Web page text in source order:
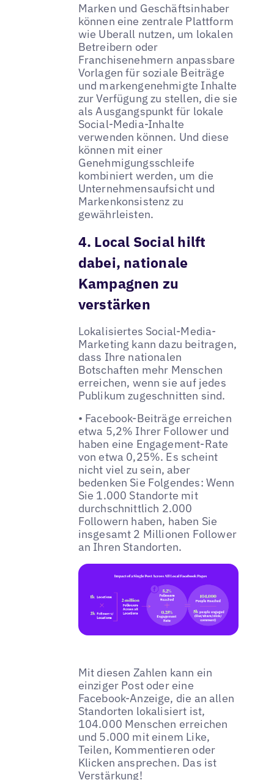
Marken und Geschäftsinhaber
können eine zentrale Plattform
wie Uberall nutzen, um lokalen
Betreibern oder
Franchisenehmern anpassbare
Vorlagen für soziale Beiträge
und markengenehmigte Inhalte
zur Verfügung zu stellen, die sie
als Ausgangspunkt für lokale
Social-Media-Inhalte
verwenden können. Und diese
können mit einer
Genehmigungsschleife
kombiniert werden, um die
Unternehmensaufsicht und
Markenkonsistenz zu
gewährleisten.
4. Local Social hilft
dabei, nationale
Kampagnen zu
verstärken
Lokalisiertes Social-Media-
Marketing kann dazu beitragen,
dass Ihre nationalen
Botschaften mehr Menschen
erreichen, wenn sie auf jedes
Publikum zugeschnitten sind.
• Facebook-Beiträge erreichen
etwa 5,2% Ihrer Follower und
haben eine Engagement-Rate
von etwa 0,25%. Es scheint
nicht viel zu sein, aber
bedenken Sie Folgendes: Wenn
Sie 1.000 Standorte mit
durchschnittlich 2.000
Followern haben, haben Sie
insgesamt 2 Millionen Follower
an Ihren Standorten.
Mit diesen Zahlen kann ein
einziger Post oder eine
Facebook-Anzeige, die an allen
Standorten lokalisiert ist,
104.000 Menschen erreichen
und 5.000 mit einem Like,
Teilen, Kommentieren oder
Klicken ansprechen. Das ist
Verstärkung!